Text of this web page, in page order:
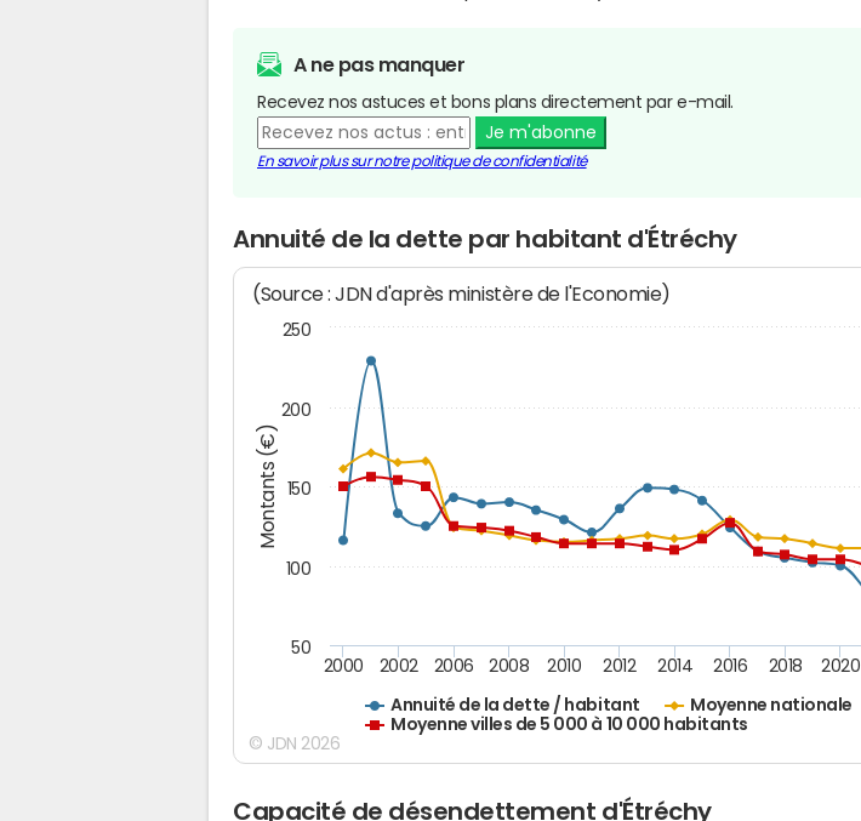
A ne pas manquer
Recevez nos astuces et bons plans directement par e-mail.
Je m'abonne
En savoir plus sur notre politique de confidentialité
Annuité de la dette par habitant d'Étréchy
Montants (€)
(Source : JDN d'après ministère de l'Economie)
Annuité de la dette / habitant
Moyenne nationale
Moyenne villes de 5 000 à 10 000 habitants
2000 2002 2006 2008 2010 2012 2014 2016 2018 2020
50
100
150
200
250
© JDN 2026
Capacité de désendettement d'Étréchy